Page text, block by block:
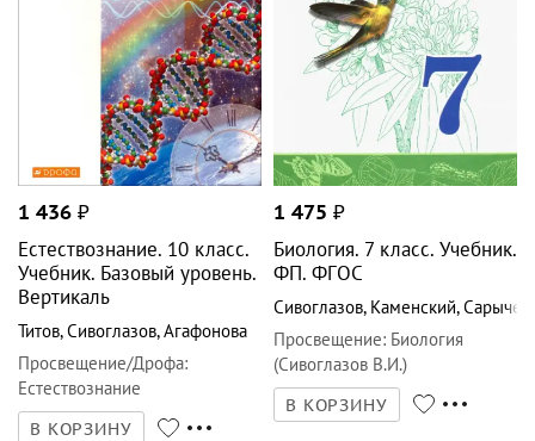
1 436 ₽
Естествознание. 10 класс.
Учебник. Базовый уровень.
Вертикаль
Титов,Сивоглазов,Агафонова
Просвещение/Дрофа:
Естествознание
В КОРЗИНУ
1 475 ₽
Биология. 7 класс. Учебник.
ФП. ФГОС
Сивоглазов, Каменский,
Просвещение: Биология
(Сивоглазов В.И.)
В КОРЗИНУ